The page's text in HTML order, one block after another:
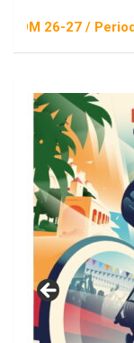
27 / Periodo de